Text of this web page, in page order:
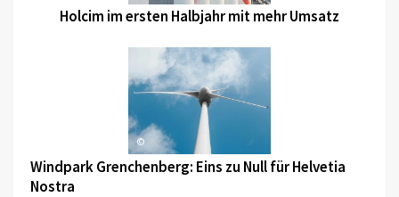
Holcim im ersten Halbjahr mit mehr Umsatz
©
Windpark Grenchenberg: Eins zu Null für Helvetia
Nostra